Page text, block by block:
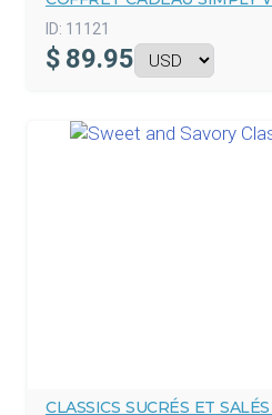
ID: 11121
$ 89.95
CLASSICS SUCRÉS ET